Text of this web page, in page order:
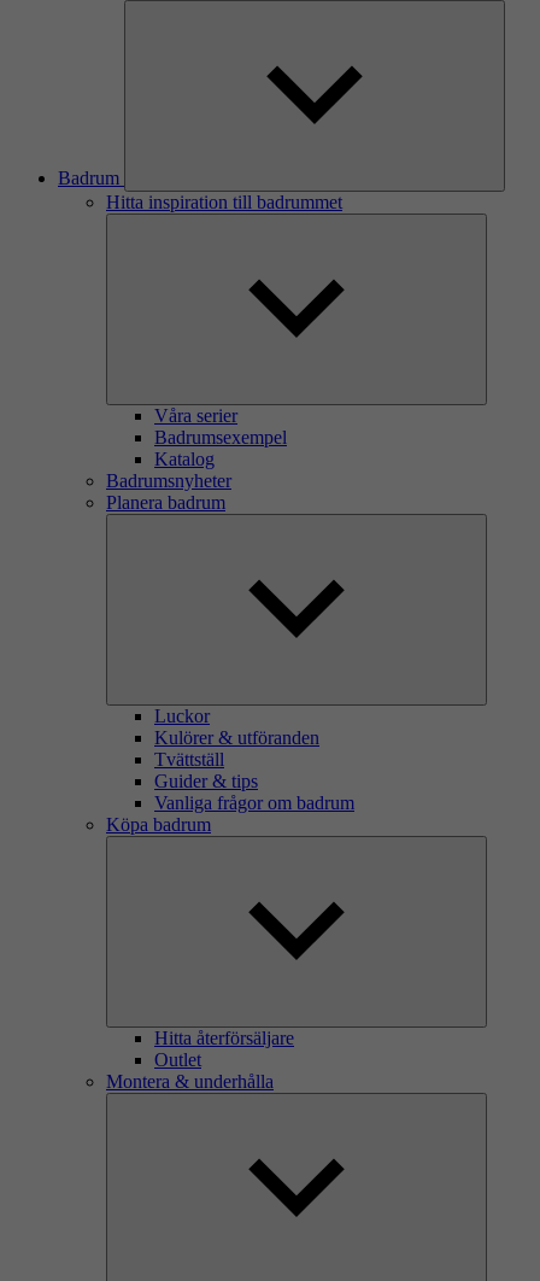
Badrum
Hitta inspiration till badrummet
Våra serier
Badrumsexempel
Katalog
Badrumsnyheter
Planera badrum
Luckor
Kulörer & utföranden
Tvättställ
Guider & tips
Vanliga frågor om badrum
Köpa badrum
Hitta återförsäljare
Outlet
Montera & underhålla